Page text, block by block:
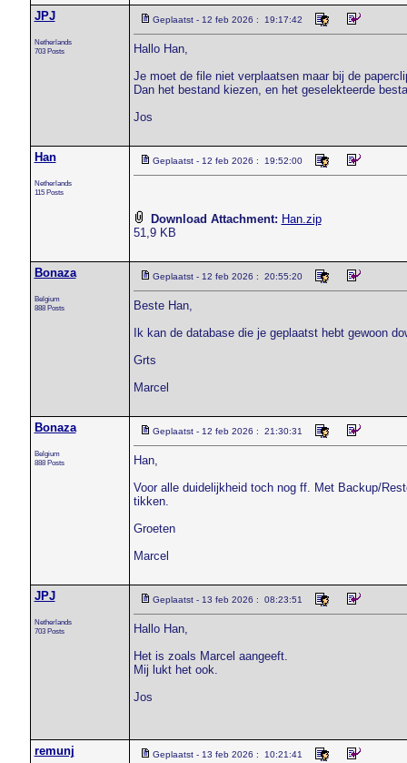
JPJ
Netherlands
703 Posts
Geplaatst - 12 feb 2026 : 19:17:42
Hallo Han,
Je moet de file niet verplaatsen maar bij de
Dan het bestand kiezen, en het geselekteerde
Jos
Han
Netherlands
115 Posts
Geplaatst - 12 feb 2026 : 19:52:00
Download Attachment: Han.zip
51,9 KB
Bonaza
Belgium
888 Posts
Geplaatst - 12 feb 2026 : 20:55:20
Beste Han,
Ik kan de database die je geplaatst hebt gewoon
Grts
Marcel
Bonaza
Belgium
888 Posts
Geplaatst - 12 feb 2026 : 21:30:31
Han,
Voor alle duidelijkheid toch nog ff. Met Backup/
tikken.
Groeten
Marcel
JPJ
Netherlands
703 Posts
Geplaatst - 13 feb 2026 : 08:23:51
Hallo Han,
Het is zoals Marcel aangeeft.
Mij lukt het ook.
Jos
remunj Geplaatst - 13 feb 2026 : 10:21:41